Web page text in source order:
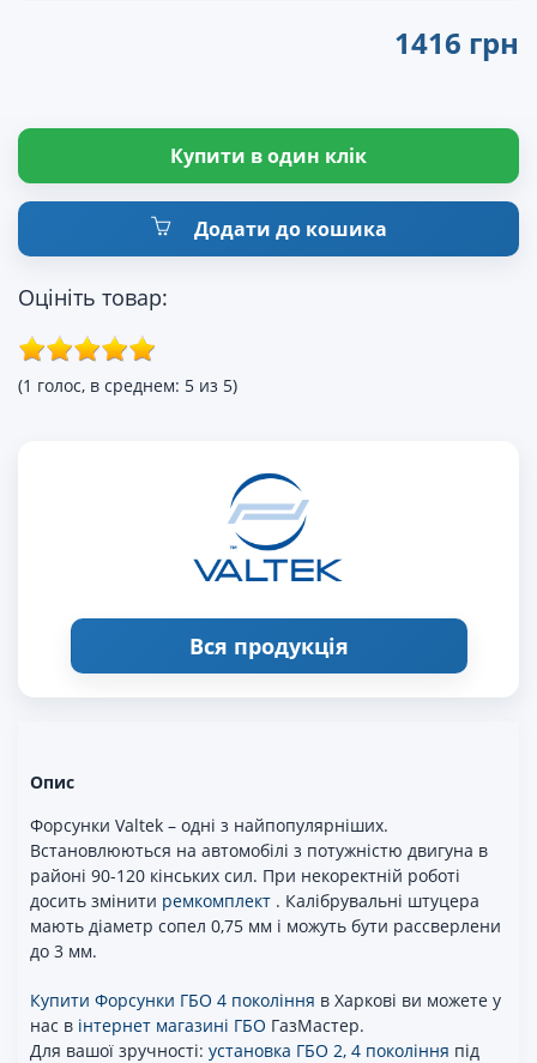
1416 грн
Купити в один клік
Додати до кошика
Оцініть товар:
(1 голос, в среднем: 5 из 5)
Вся продукція
Опис
Форсунки Valtek – одні з найпопулярніших.
Встановлюються на автомобілі з потужністю двигуна в
районі 90-120 кінських сил. При некоректній роботі
досить змінити ремкомплект . Калібрувальні штуцера
мають діаметр сопел 0,75 мм і можуть бути рассверлени
до 3 мм.
Купити Форсунки ГБО 4 покоління в Харкові ви можете у
нас в інтернет магазині ГБО ГазМастер.
Для вашої зручності: установка ГБО 2, 4 покоління під